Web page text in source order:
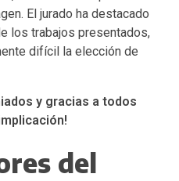
El jurado ha destacado
los trabajos presentados,
difícil la elección de
y gracias a todos
del